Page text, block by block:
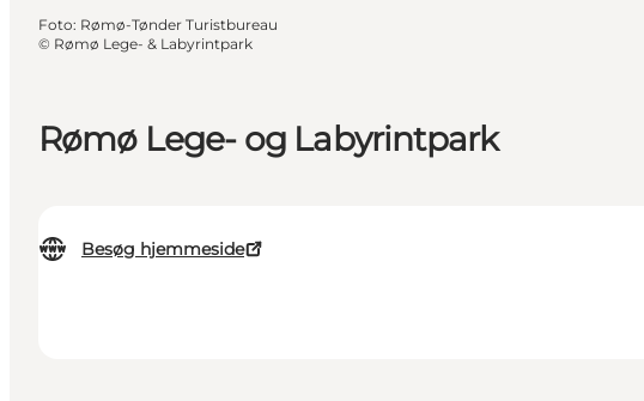
Rømø Lege- og Labyrintpark
Besøg hjemmeside
Foto: Rømø-Tønder Turistbureau
© Rømø Lege- & Labyrintpark